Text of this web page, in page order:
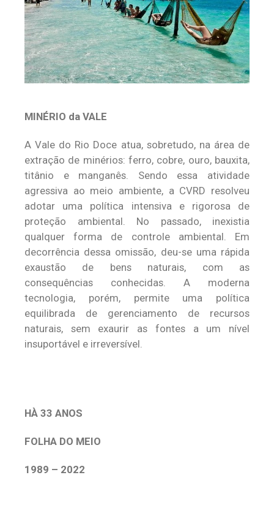
MINÉRIO da VALE
A Vale do Rio Doce atua, sobretudo, na área de
extração de minérios: ferro, cobre, ouro, bauxita,
titânio e manganês. Sendo essa atividade
agressiva ao meio ambiente, a CVRD resolveu
adotar uma política intensiva e rigorosa de
proteção ambiental. No passado, inexistia
qualquer forma de controle ambiental. Em
decorrência dessa omissão, deu-se uma rápida
exaustão de bens naturais, com as
consequências conhecidas. A moderna
tecnologia, porém, permite uma política
equilibrada de gerenciamento de recursos
naturais, sem exaurir as fontes a um nível
insuportável e irreversível.
HÀ 33 ANOS
FOLHA DO MEIO
1989 – 2022